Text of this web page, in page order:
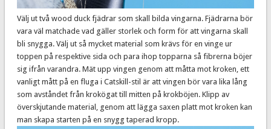
Välj ut två wood duck fjädrar som skall bilda vingarna. Fjädrarna bör
vara väl matchade vad gäller storlek och form för att vingarna skall
bli snygga. Välj ut så mycket material som krävs för en vinge ur
toppen på respektive sida och para ihop topparna så fibrerna böjer
sig ifrån varandra. Mät upp vingen genom att måtta mot kroken, ett
vanligt mått på en fluga i Catskill-stil är att vingen bör vara lika lång
som avståndet från krokögat till mitten på krokböjen. Klipp av
överskjutande material, genom att lägga saxen platt mot kroken kan
man skapa starten på en snygg taperad kropp.